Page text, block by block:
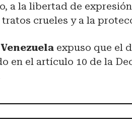
a la libertad de
crueles y a la
expuso que el
en el artículo 10 de la